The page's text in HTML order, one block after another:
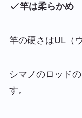
竿は柔らかめ
竿の硬さはUL（
シマノのロッド
す。